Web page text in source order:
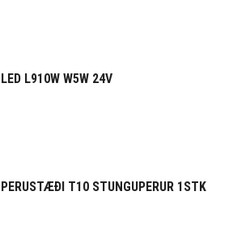
LED L910W W5W 24V
PERUSTÆÐI T10 STUNGUPERUR 1STK